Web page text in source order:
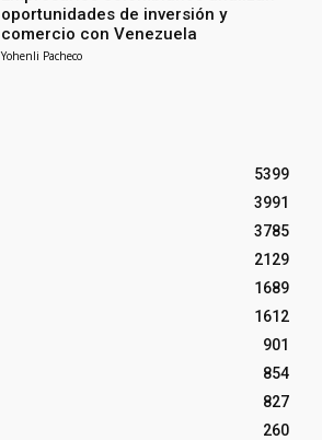
oportunidades de inversión y
comercio con Venezuela
Yohenli Pacheco
5399
3991
3785
2129
1689
1612
901
854
827
260